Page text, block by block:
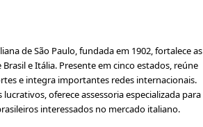
de São Paulo, fundada em 1902, fortalece as
e Itália. Presente em cinco estados, reúne
e integra importantes redes internacionais.
oferece assessoria especializada para
interessados no mercado italiano.